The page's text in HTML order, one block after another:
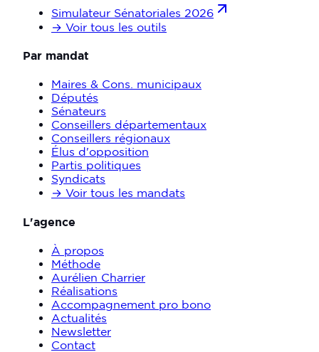
Simulateur Sénatoriales 2026
→ Voir tous les outils
Par mandat
Maires & Cons. municipaux
Députés
Sénateurs
Conseillers départementaux
Conseillers régionaux
Élus d'opposition
Partis politiques
Syndicats
→ Voir tous les mandats
L'agence
À propos
Méthode
Aurélien Charrier
Réalisations
Accompagnement pro bono
Actualités
Newsletter
Contact